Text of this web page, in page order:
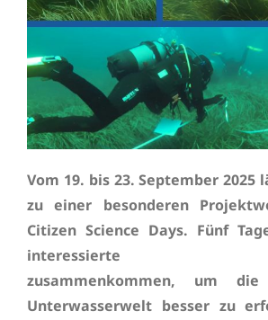
Vom 19. bis 23. September 2025
zu einer besonderen
Citizen Science Days. Fünf
interessierte
zusammenkommen, um die
Unterwasserwelt besser zu